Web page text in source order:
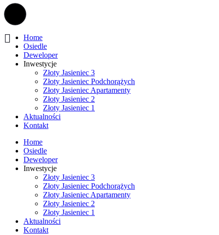
Home
Osiedle
Deweloper
Inwestycje
Złoty Jasieniec 3
Złoty Jasieniec Podchorążych
Złoty Jasieniec Apartamenty
Złoty Jasieniec 2
Złoty Jasieniec 1
Aktualności
Kontakt
Home
Osiedle
Deweloper
Inwestycje
Złoty Jasieniec 3
Złoty Jasieniec Podchorążych
Złoty Jasieniec Apartamenty
Złoty Jasieniec 2
Złoty Jasieniec 1
Aktualności
Kontakt